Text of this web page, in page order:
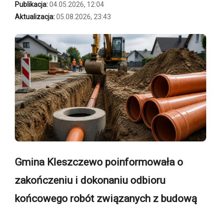
Publikacja:04.05.2026, 12:04
Aktualizacja:05.08.2026, 23:43
Gmina Kleszczewo poinformowała o
zakończeniu i dokonaniu odbioru
końcowego robót związanych z budową